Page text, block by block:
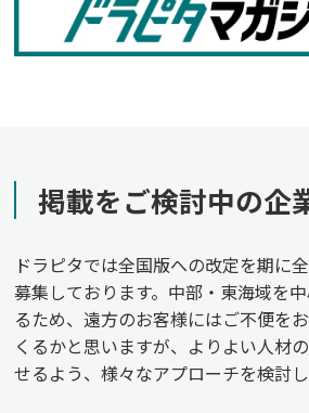
掲載をご検討中の企
ドラピタでは全国版への改定を期に
募集しております。中部・東海域を
るため、遠方のお客様にはご不便を
くるかと思いますが、よりよい人材
せるよう、様々なアプローチを検討し